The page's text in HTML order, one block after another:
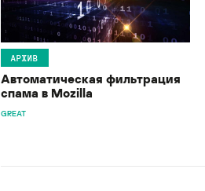
АРХИВ
Автоматическая фильтрация
спама в Mozilla
GREAT